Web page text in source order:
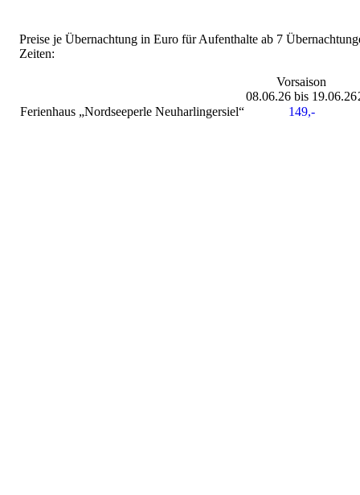
Preise je Übernachtung in Euro für Aufenthalte ab 7
Zeiten:
Ferienhaus „Nordseeperle Neuharlingersiel“
Vorsaison
08.06.26 bis 19.06.26
149,-